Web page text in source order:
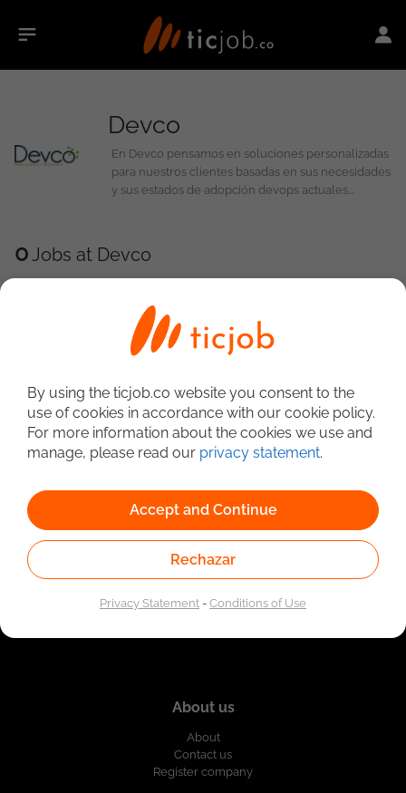
Devco
En Devco pensamos en soluciones personalizadas
para nuestros clientes basadas en sus necesidades
y sus estados de adopción devops actuales.
acelerar el time to market y la calidad de sus
soluciones tecnológicas. Transformamos
constante con alta calidad. Con pasión y entrega
co-creamos conocimiento contigo y te apoyamos
en la optimización de tu proceso de entrega de
0Jobs at Devco
Linked to the network of providers of the Public
Employment Service. Authorized by the Special
Administrative Unit of the Public Employment Service
according to Resolution No. 0026 of January 17, 2023,
About us
About
Contact us
Register company
By using the ticjob.co website you consent to the
use of cookies in accordance with our cookie policy.
For more information about the cookies we use and
manage, please read our privacy statement.
Accept and Continue
Rechazar
Privacy Statement-Conditions of Use